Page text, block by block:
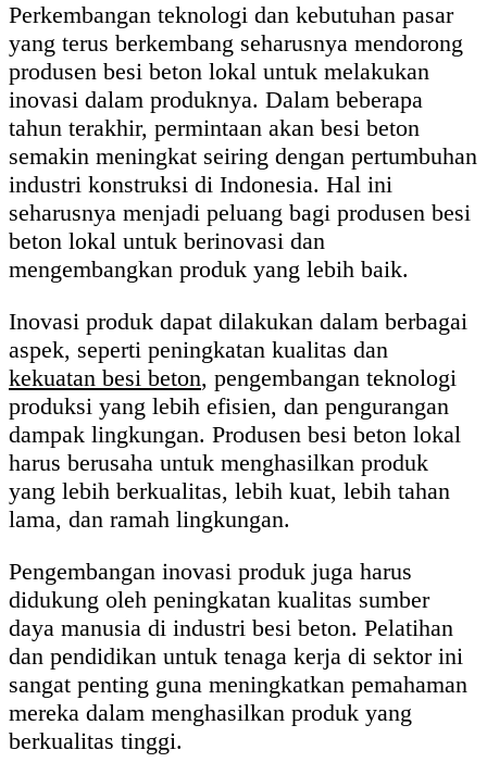
Perkembangan teknologi dan kebutuhan pasar
yang terus berkembang seharusnya mendorong
produsen besi beton lokal untuk melakukan
inovasi dalam produknya. Dalam beberapa
tahun terakhir, permintaan akan besi beton
semakin meningkat seiring dengan pertumbuhan
industri konstruksi di Indonesia. Hal ini
seharusnya menjadi peluang bagi produsen besi
beton lokal untuk berinovasi dan
mengembangkan produk yang lebih baik.
Inovasi produk dapat dilakukan dalam berbagai
aspek, seperti peningkatan kualitas dan
kekuatan besi beton, pengembangan teknologi
produksi yang lebih efisien, dan pengurangan
dampak lingkungan. Produsen besi beton lokal
harus berusaha untuk menghasilkan produk
yang lebih berkualitas, lebih kuat, lebih tahan
lama, dan ramah lingkungan.
Pengembangan inovasi produk juga harus
didukung oleh peningkatan kualitas sumber
daya manusia di industri besi beton. Pelatihan
dan pendidikan untuk tenaga kerja di sektor ini
sangat penting guna meningkatkan pemahaman
mereka dalam menghasilkan produk yang
berkualitas tinggi.